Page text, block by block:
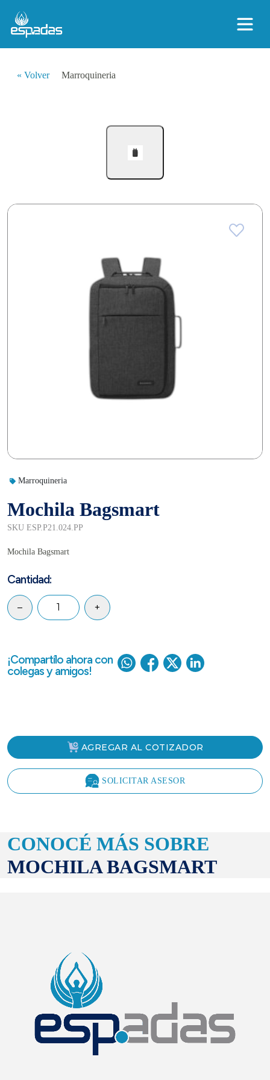
« Volver Marroquineria
Marroquineria
Mochila Bagsmart
SKU ESP.P21.024.PP
Mochila Bagsmart
Cantidad:
– +
¡Compartílo ahora con
colegas y amigos!
AGREGAR AL COTIZADOR
SOLICITAR ASESOR
CONOCÉ MÁS SOBRE
MOCHILA BAGSMART